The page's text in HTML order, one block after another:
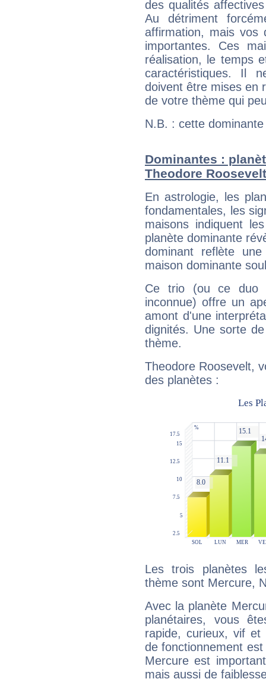
des qualités
Au détriment
affirmation, mais
importantes. Ces
réalisation, le temps
caractéristiques. Il
doivent être mises en
de votre thème qui
N.B. : cette
Dominantes :
Theodore Roosevelt
En astrologie, les
fondamentales, les
maisons indiquent
planète dominante
dominant reflète
maison dominante
Ce trio (ou ce duo
inconnue) offre un
amont d'une
dignités. Une sorte
thème.
Theodore Roosevelt,
des planètes :
Les trois planètes
thème sont Mercure,
Avec la planète
planétaires, vous
rapide, curieux, vif et
de fonctionnement
Mercure est
mais aussi de